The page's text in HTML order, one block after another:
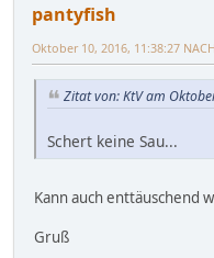
pantyfish
Oktober 10, 2016, 11:38:27
Zitat von: KtV am
Schert keine Sau...
Kann auch enttäuschend
Gruß